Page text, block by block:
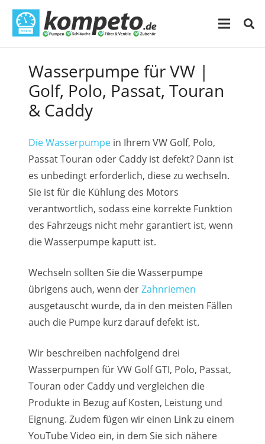
Wasserpumpe für VW |
Golf, Polo, Passat, Touran
& Caddy
Die Wasserpumpe in Ihrem VW Golf, Polo,
Passat Touran oder Caddy ist defekt? Dann ist
es unbedingt erforderlich, diese zu wechseln.
Sie ist für die Kühlung des Motors
verantwortlich, sodass eine korrekte Funktion
des Fahrzeugs nicht mehr garantiert ist, wenn
die Wasserpumpe kaputt ist.
Wechseln sollten Sie die Wasserpumpe
übrigens auch, wenn derZahnriemen
ausgetauscht wurde, da in den meisten Fällen
auch die Pumpe kurz darauf defekt ist.
Wir beschreiben nachfolgend drei
Wasserpumpen für VW Golf GTI, Polo, Passat,
Touran oder Caddy und vergleichen die
Produkte in Bezug auf Kosten, Leistung und
Eignung. Zudem fügen wir einen Link zu einem
YouTube Video ein, in dem Sie sich nähere